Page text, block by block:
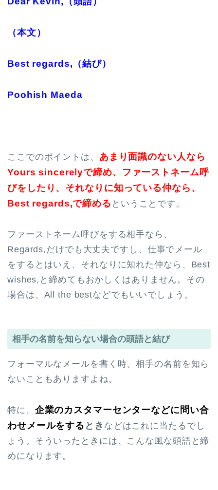
（本文）
Best regards,（結び）
Poohish Maeda
ここでのポイントは、 あまり面識のない人なら
Yours sincerelyで締め、ファーストネーム呼
びをしたり、それなりに知っている仲なら、
Best regards,で締める ということです。
ファーストネーム呼びをする相手なら、
Regards,だけでも大丈夫ですし、仕事でメール
をするとはいえ、それなりに知れた仲なら、Best
wishes,と締めてもおかしくはありません。その
場合は、All the bestなどでもいいでしょう。
相手の名前を知らない場合の頭語と結び
フォーマルなメールを書く時、相手の名前を知ら
ないこともありますよね。
特に、 企業のカスタマーセンターなどに問い合
わせメールをする とき などはこれに当たるでし
ょう。そういったときには、こんな風な頭語と締
めになります。